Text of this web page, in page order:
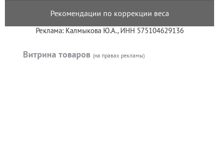
Рекомендации по коррекции веса
Реклама: Калмыкова Ю.А., ИНН 575104629136
Витрина товаров (на правах рекламы)